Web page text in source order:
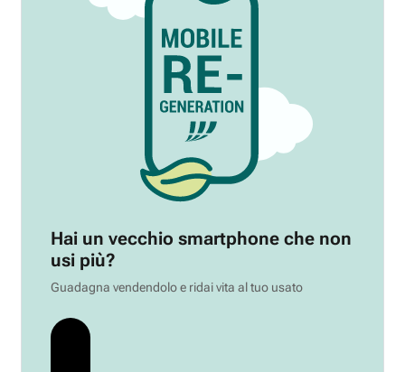
Hai un vecchio smartphone che non
usi più?
Guadagna vendendolo e ridai vita al tuo usato